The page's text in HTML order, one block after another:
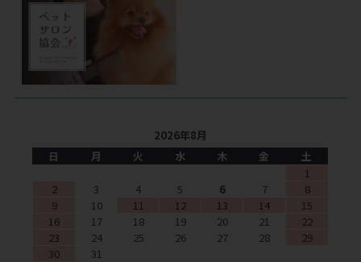
2026年8月
日
月 火 水 木 金
土
1
2
3 4 5 6 7
8
9
10 11 12 13 14
15
16
17 18 19 20 21
22
23
24 25 26 27 28
29
30
31